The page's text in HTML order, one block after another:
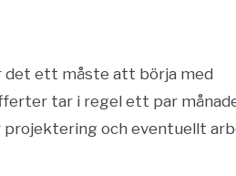
det ett måste att börja med
tar i regel ett par
projektering och eventuellt